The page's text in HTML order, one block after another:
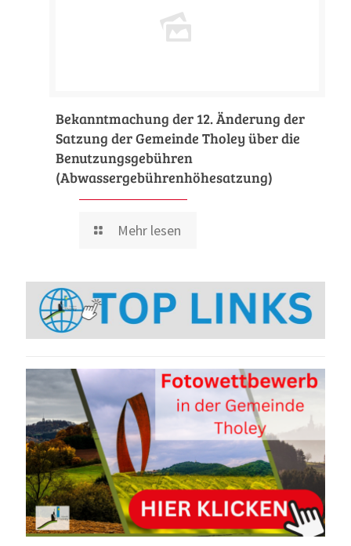
Bekanntmachung der 12. Änderung der
Satzung der Gemeinde Tholey über die
Benutzungsgebühren
(Abwassergebührenhöhesatzung)
Mehr lesen